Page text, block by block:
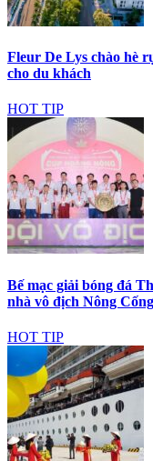
Fleur De Lys chào hè
cho du khách
HOT TIP
Bế mạc giải bóng đá
nhà vô địch Nông Cống
HOT TIP